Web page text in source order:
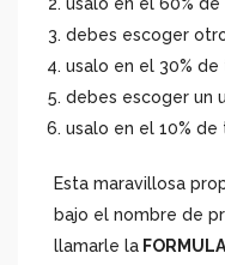
debes escoger
usalo en el 30%
debes escoger un
usalo en el 10% de
Esta maravillosa
bajo el nombre de
llamarle la